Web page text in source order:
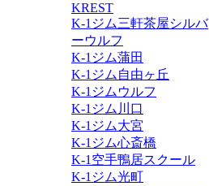
KREST
K-1ジム三軒茶屋シルバ
ーウルフ
K-1ジム蒲田
K-1ジム自由ヶ丘
K-1ジムウルフ
K-1ジム川口
K-1ジム大宮
K-1ジム心斎橋
K-1空手鴨居スクール
K-1ジム光町